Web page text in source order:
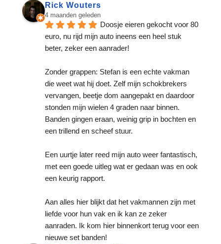
Rick Wouters
4 maanden geleden
Doosje eieren gekocht voor 80
euro, nu rijd mijn auto ineens een heel stuk
beter, zeker een aanrader!
Zonder grappen: Stefan is een echte vakman
die weet wat hij doet. Zelf mijn schokbrekers
vervangen, beetje dom aangepakt en daardoor
stonden mijn wielen 4 graden naar binnen.
Banden gingen eraan, weinig grip in bochten en
een trillend en scheef stuur.
Een uurtje later reed mijn auto weer fantastisch,
met een goede uitleg wat er gedaan was en ook
een keurig rapport.
Aan alles hier blijkt dat het vakmannen zijn met
liefde voor hun vak en ik kan ze zeker
aanraden. Ik kom hier binnenkort terug voor een
nieuwe set banden!